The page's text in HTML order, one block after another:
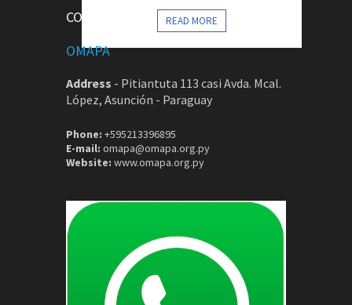
READ MORE
CONTACTOS
OMAPA
Address - Pitiantuta 113 casi Avda. Mcal.
López, Asunción - Paraguay
Phone: +595213396895
E-mail: omapa@omapa.org.py
Website: www.omapa.org.py